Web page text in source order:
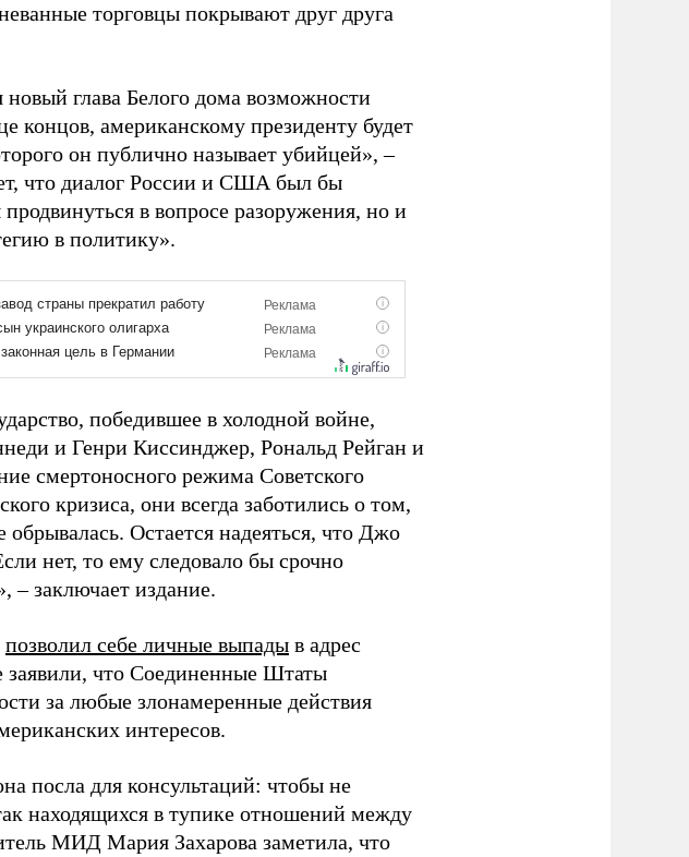
торговцы покрывают друг друга
глава Белого дома возможности
концов, американскому президенту будет
он публично называет убийцей», –
что диалог России и США был бы
в вопросе разоружения, но и
в политику».
победившее в холодной войне,
и Генри Киссинджер, Рональд Рейган и
смертоносного режима Советского
кризиса, они всегда заботились о том,
Остается надеяться, что Джо
нет, то ему следовало бы срочно
– заключает издание.
позволил себе личные выпады в адрес
заявили, что Соединенные Штаты
за любые злонамеренные действия
интересов.
посла для консультаций: чтобы не
находящихся в тупике отношений между
МИД Мария Захарова заметила, что